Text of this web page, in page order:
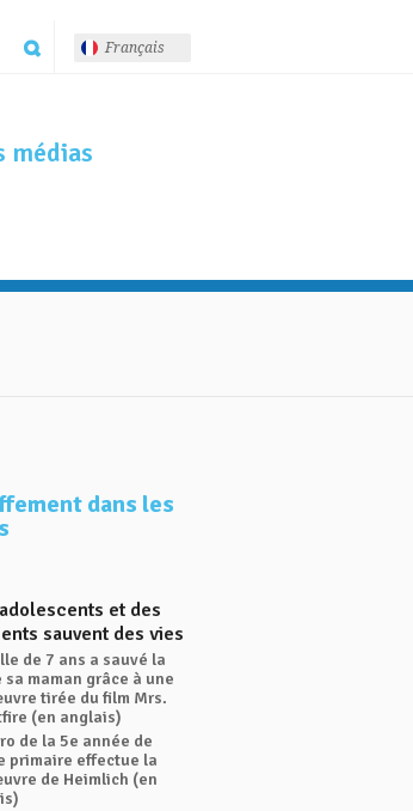
Français
médias
dans les
et des
sauvent des vies
de 7 ans a sauvé la
sa maman grâce à une
tirée du film Mrs.
(en anglais)
de la 5e année de
primaire effectue la
de Heimlich (en